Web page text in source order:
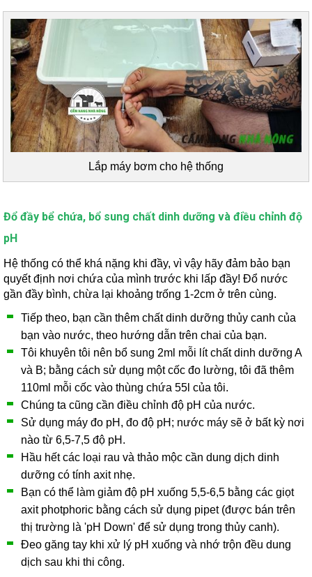
Lắp máy bơm cho hệ thống
Đổ đầy bể chứa, bổ sung chất dinh dưỡng và điều chỉnh độ
pH
Hệ thống có thể khá nặng khi đầy, vì vậy hãy đảm bảo bạn
quyết định nơi chứa của mình trước khi lấp đầy! Đổ nước
gần đầy bình, chừa lại khoảng trống 1-2cm ở trên cùng.
Tiếp theo, bạn cần thêm chất dinh dưỡng thủy canh của
bạn vào nước, theo hướng dẫn trên chai của bạn.
Tôi khuyên tôi nên bổ sung 2ml mỗi lít chất dinh dưỡng A
và B; bằng cách sử dụng một cốc đo lường, tôi đã thêm
110ml mỗi cốc vào thùng chứa 55l của tôi.
Chúng ta cũng cần điều chỉnh độ pH của nước.
Sử dụng máy đo pH, đo độ pH; nước máy sẽ ở bất kỳ nơi
nào từ 6,5-7,5 độ pH.
Hầu hết các loại rau và thảo mộc cần dung dịch dinh
dưỡng có tính axit nhẹ.
Bạn có thể làm giảm độ pH xuống 5,5-6,5 bằng các giọt
axit photphoric bằng cách sử dụng pipet (được bán trên
thị trường là 'pH Down' để sử dụng trong thủy canh).
Đeo găng tay khi xử lý pH xuống và nhớ trộn đều dung
dịch sau khi thi công.